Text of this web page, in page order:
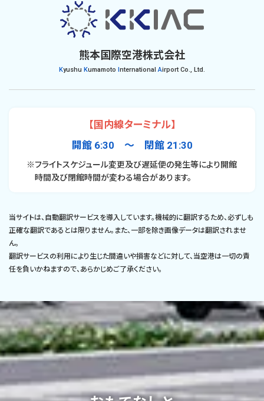
熊本国際空港株式会社
Kyushu Kumamoto InternationalAirport Co., Ltd.
【国内線ターミナル】
開館 6:30 〜 閉館 21:30
※フライトスケジュール変更及び遅延便の発生等により開館
時間及び閉館時間が変わる場合があります。
当サイトは、自動翻訳サービスを導入しています。機械的に翻訳するため、必ずしも
正確な翻訳であるとは限りません。また、一部を除き画像データは翻訳されませ
ん。
翻訳サービスの利用により生じた間違いや損害などに対して、当空港は一切の責
任を負いかねますので、あらかじめご了承ください。